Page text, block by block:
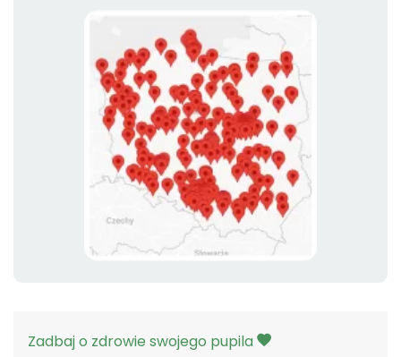
Zadbaj o zdrowie swojego pupila